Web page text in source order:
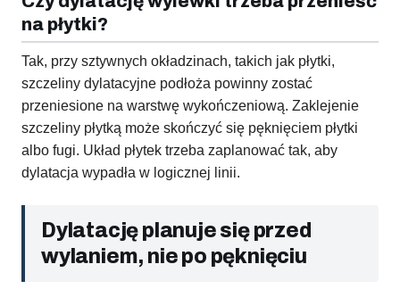
na płytki?
Tak, przy sztywnych okładzinach, takich jak płytki,
szczeliny dylatacyjne podłoża powinny zostać
przeniesione na warstwę wykończeniową. Zaklejenie
szczeliny płytką może skończyć się pęknięciem płytki
albo fugi. Układ płytek trzeba zaplanować tak, aby
dylatacja wypadła w logicznej linii.
Dylatację planuje się przed
wylaniem, nie po pęknięciu